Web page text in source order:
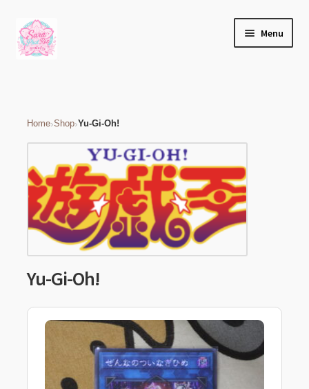
Skip
to
navigation
Skip
to
content
Menu
บัญชีของฉัน
เช็คเอาท์
ร้านค้า
Home
Home›Shop›Yu-Gi-Oh!
Yu-Gi-Oh!